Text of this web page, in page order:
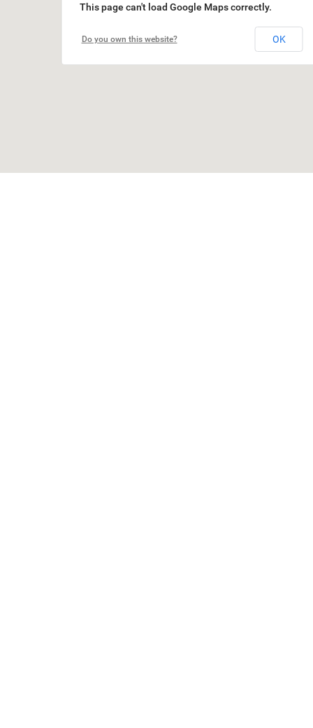
This page can't load Google Maps correctly.
Do you own this website? OK